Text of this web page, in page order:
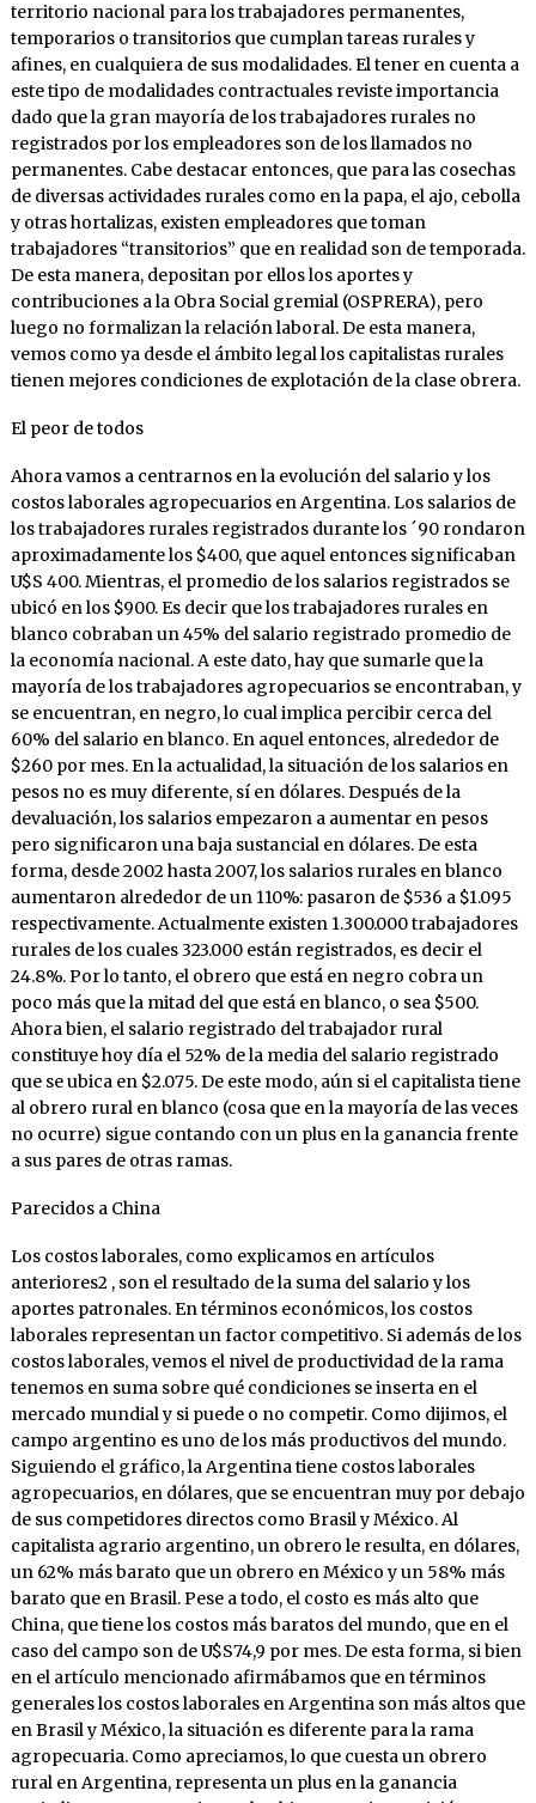
territorio nacional para los trabajadores permanentes,
temporarios o transitorios que cumplan tareas rurales y
afines, en cualquiera de sus modalidades. El tener en cuenta a
este tipo de modalidades contractuales reviste importancia
dado que la gran mayoría de los trabajadores rurales no
registrados por los empleadores son de los llamados no
permanentes. Cabe destacar entonces, que para las cosechas
de diversas actividades rurales como en la papa, el ajo, cebolla
y otras hortalizas, existen empleadores que toman
trabajadores “transitorios” que en realidad son de temporada.
De esta manera, depositan por ellos los aportes y
contribuciones a la Obra Social gremial (OSPRERA), pero
luego no formalizan la relación laboral. De esta manera,
vemos como ya desde el ámbito legal los capitalistas rurales
tienen mejores condiciones de explotación de la clase obrera.
El peor de todos
Ahora vamos a centrarnos en la evolución del salario y los
costos laborales agropecuarios en Argentina. Los salarios de
los trabajadores rurales registrados durante los ´90 rondaron
aproximadamente los $400, que aquel entonces significaban
U$S 400. Mientras, el promedio de los salarios registrados se
ubicó en los $900. Es decir que los trabajadores rurales en
blanco cobraban un 45% del salario registrado promedio de
la economía nacional. A este dato, hay que sumarle que la
mayoría de los trabajadores agropecuarios se encontraban, y
se encuentran, en negro, lo cual implica percibir cerca del
60% del salario en blanco. En aquel entonces, alrededor de
$260 por mes. En la actualidad, la situación de los salarios en
pesos no es muy diferente, sí en dólares. Después de la
devaluación, los salarios empezaron a aumentar en pesos
pero significaron una baja sustancial en dólares. De esta
forma, desde 2002 hasta 2007, los salarios rurales en blanco
aumentaron alrededor de un 110%: pasaron de $536 a $1.095
respectivamente. Actualmente existen 1.300.000 trabajadores
rurales de los cuales 323.000 están registrados, es decir el
24.8%. Por lo tanto, el obrero que está en negro cobra un
poco más que la mitad del que está en blanco, o sea $500.
Ahora bien, el salario registrado del trabajador rural
constituye hoy día el 52% de la media del salario registrado
que se ubica en $2.075. De este modo, aún si el capitalista tiene
al obrero rural en blanco (cosa que en la mayoría de las veces
no ocurre) sigue contando con un plus en la ganancia frente
a sus pares de otras ramas.
Parecidos a China
Los costos laborales, como explicamos en artículos
anteriores2 , son el resultado de la suma del salario y los
aportes patronales. En términos económicos, los costos
laborales representan un factor competitivo. Si además de los
costos laborales, vemos el nivel de productividad de la rama
tenemos en suma sobre qué condiciones se inserta en el
mercado mundial y si puede o no competir. Como dijimos, el
campo argentino es uno de los más productivos del mundo.
Siguiendo el gráfico, la Argentina tiene costos laborales
agropecuarios, en dólares, que se encuentran muy por debajo
de sus competidores directos como Brasil y México. Al
capitalista agrario argentino, un obrero le resulta, en dólares,
un 62% más barato que un obrero en México y un 58% más
barato que en Brasil. Pese a todo, el costo es más alto que
China, que tiene los costos más baratos del mundo, que en el
caso del campo son de U$S74,9 por mes. De esta forma, si bien
en el artículo mencionado afirmábamos que en términos
generales los costos laborales en Argentina son más altos que
en Brasil y México, la situación es diferente para la rama
agropecuaria. Como apreciamos, lo que cuesta un obrero
rural en Argentina, representa un plus en la ganancia